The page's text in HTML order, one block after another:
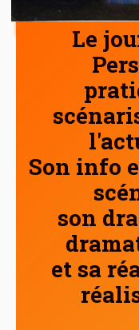
Le
Son info
son
et sa